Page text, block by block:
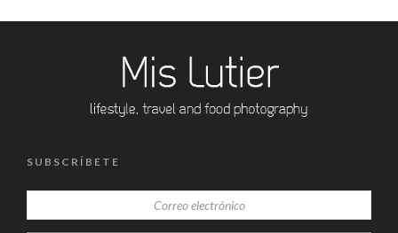
SUBSCRÍBETE